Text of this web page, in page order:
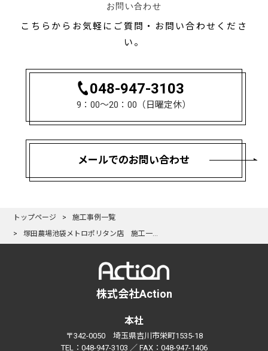
お問い合わせ
こちらからお気軽にご質問・お問い合わせくださ
い。
048-947-3103
9：00〜20：00（日曜定休）
メールでのお問い合わせ
トップページ
施工事例一覧
塚田農場池袋メトロポリタン店 施工一式工事
株式会社Action
本社
〒342-0050 埼玉県吉川市栄町1535-18
TEL：048-947-3103 ／ FAX：048-947-1406